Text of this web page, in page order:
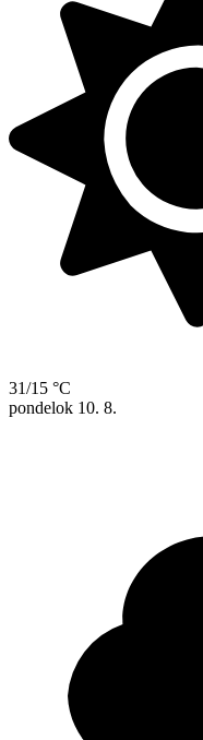
31/15 °C
pondelok 10. 8.